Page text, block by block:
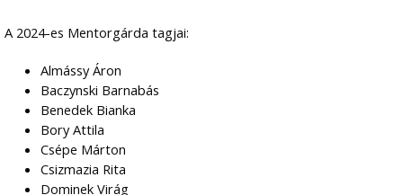
A 2024-es Mentorgárda tagjai:
Almássy Áron
Baczynski Barnabás
Benedek Bianka
Bory Attila
Csépe Márton
Csizmazia Rita
Dominek Virág